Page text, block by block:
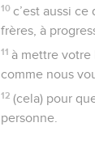
10 c’est aussi
frères, à
11 à mettre votre
comme nous
12 (cela) pour
personne.